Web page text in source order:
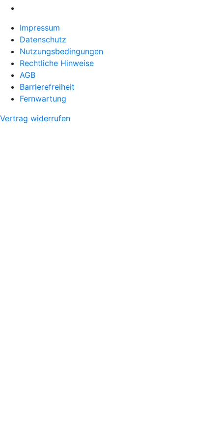
Impressum
Datenschutz
Nutzungsbedingungen
Rechtliche Hinweise
AGB
Barrierefreiheit
Fernwartung
Vertrag widerrufen